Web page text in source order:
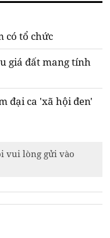
có tổ chức
giá đất mang tính
đại ca 'xã hội đen'
vui lòng gửi vào